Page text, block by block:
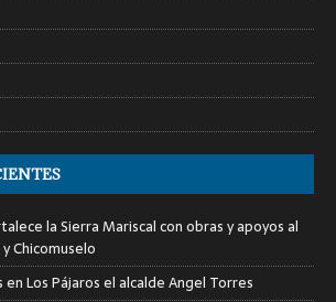
la Sierra Mariscal con obras y apoyos al
Chicomuselo
en Los Pájaros el alcalde Angel Torres